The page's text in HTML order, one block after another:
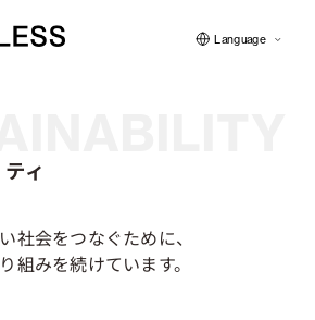
ついて
組み
Language
ィ
社会をつなぐために、
組みを続けています。